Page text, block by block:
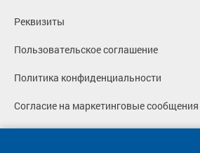
Реквизиты
Пользовательское соглашение
Политика конфиденциальности
Согласие на маркетинговые сообщения